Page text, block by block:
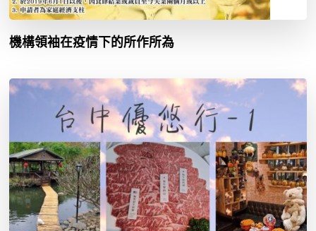
機構領袖在疫情下的所作所為